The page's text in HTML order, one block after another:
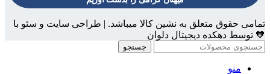
تمامی حقوق متعلق به نشین کالا میباشد. | طراحی سایت و سئو با
🧡 توسط دهکده دیجیتال دلوان
جستجو
منو